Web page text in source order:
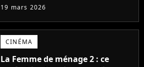
baseball
19 mars 2026
CINÉMA
La Femme de ménage 2 : ce